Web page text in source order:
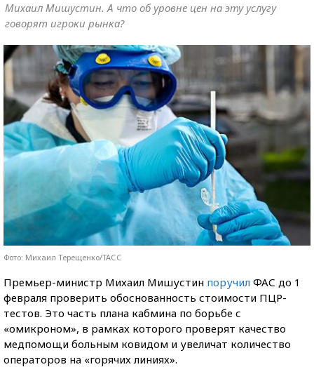
Михаил Мишустин. А что об уровне цен на эту услугу
говорят игроки рынка?
Фото: Михаил Терещенко/ТАСС
Премьер-министр Михаил Мишустин поручил ФАС до 1
февраля проверить обоснованность стоимости ПЦР-
тестов. Это часть плана кабмина по борьбе с
«омикроном», в рамках которого проверят качество
медпомощи больным ковидом и увеличат количество
операторов на «горячих линиях».